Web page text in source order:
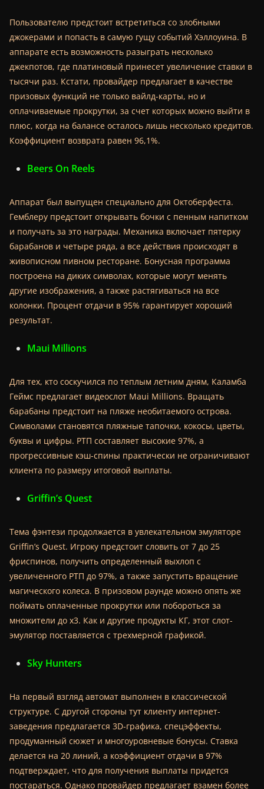
Пользователю предстоит встретиться со злобными
джокерами и попасть в самую гущу событий Хэллоуина. В
аппарате есть возможность разыграть несколько
джекпотов, где платиновый принесет увеличение ставки в
тысячи раз. Кстати, провайдер предлагает в качестве
призовых функций не только вайлд-карты, но и
оплачиваемые прокрутки, за счет которых можно выйти в
плюс, когда на балансе осталось лишь несколько кредитов.
Коэффициент возврата равен 96,1%.
Beers On Reels
Аппарат был выпущен специально для Октоберфеста.
Гемблеру предстоит открывать бочки с пенным напитком
и получать за это награды. Механика включает пятерку
барабанов и четыре ряда, а все действия происходят в
живописном пивном ресторане. Бонусная программа
построена на диких символах, которые могут менять
другие изображения, а также растягиваться на все
колонки. Процент отдачи в 95% гарантирует хороший
результат.
Maui Millions
Для тех, кто соскучился по теплым летним дням, Каламба
Геймс предлагает видеослот Maui Millions. Вращать
барабаны предстоит на пляже необитаемого острова.
Символами становятся пляжные тапочки, кокосы, цветы,
буквы и цифры. РТП составляет высокие 97%, а
прогрессивные кэш-спины практически не ограничивают
клиента по размеру итоговой выплаты.
Griffin’s Quest
Тема фэнтези продолжается в увлекательном эмуляторе
Griffin’s Quest. Игроку предстоит словить от 7 до 25
фриспинов, получить определенный выхлоп с
увеличенного РТП до 97%, а также запустить вращение
магического колеса. В призовом раунде можно опять же
поймать оплаченные прокрутки или побороться за
множители до х3. Как и другие продукты КГ, этот слот-
эмулятор поставляется с трехмерной графикой.
Sky Hunters
На первый взгляд автомат выполнен в классической
структуре. С другой стороны тут клиенту интернет-
заведения предлагается 3D-графика, спецэффекты,
продуманный сюжет и многоуровневые бонусы. Ставка
делается на 20 линий, а коэффициент отдачи в 97%
подтверждает, что для получения выплаты придется
постараться. Однако провайдер предлагает взамен более